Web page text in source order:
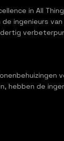
in All
ingenieurs
de